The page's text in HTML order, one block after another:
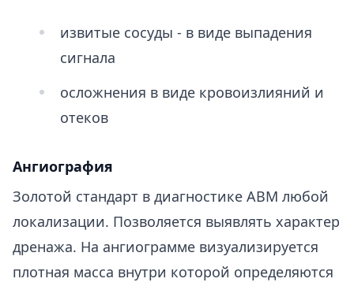
извитые сосуды - в виде выпадения
сигнала
осложнения в виде кровоизлияний и
отеков
Ангиография
Золотой стандарт в диагностике АВМ любой
локализации. Позволяется выявлять характер
дренажа. На ангиограмме визуализируется
плотная масса внутри которой определяются